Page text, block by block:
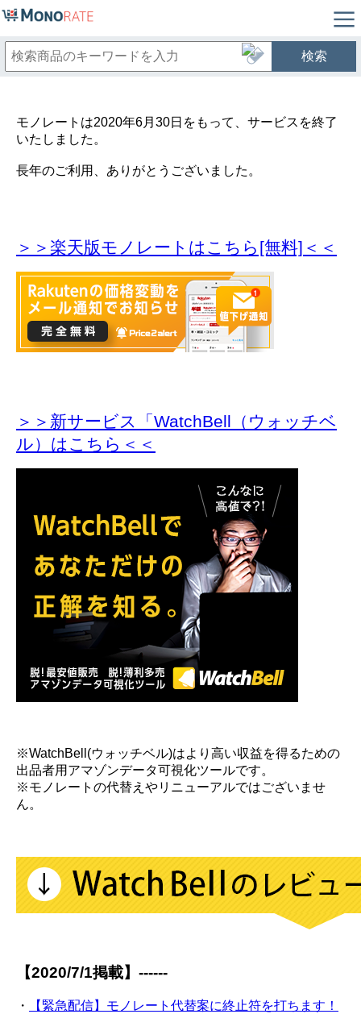
検索
モノレートは2020年6月30日をもって、サービスを終了
いたしました。
長年のご利用、ありがとうございました。
＞＞楽天版モノレートはこちら[無料]＜＜
＞＞新サービス「WatchBell（ウォッチベ
ル）はこちら＜＜
※WatchBell(ウォッチベル)はより高い収益を得るための
出品者用アマゾンデータ可視化ツールです。
※モノレートの代替えやリニューアルではございませ
ん。
【2020/7/1掲載】------
・
【緊急配信】モノレート代替案に終止符を打ちます！